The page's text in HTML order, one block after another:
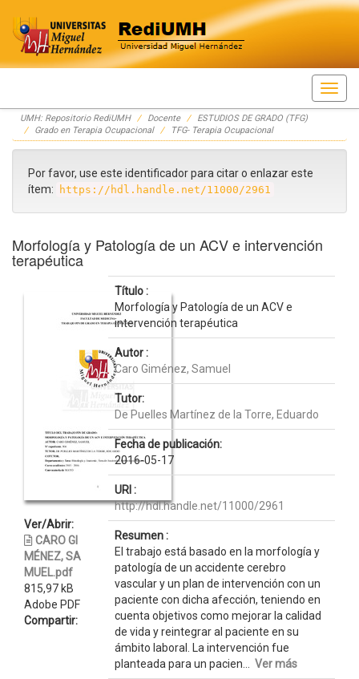
Skip
navigation
UMH: Repositorio RediUMH Docente
ESTUDIOS DE GRADO (TFG)
Grado en Terapia Ocupacional
TFG- Terapia Ocupacional
Por favor, use este identificador para citar o enlazar este
ítem:
https://hdl.handle.net/11000/2961
Morfología y Patología de un ACV e intervención
terapéutica
Ver/Abrir:
CARO GI
MÉNEZ, SA
MUEL.pdf
815,97 kB
Adobe PDF
Compartir:
Título :
Morfología y Patología de un ACV e
intervención terapéutica
Autor :
Caro Giménez, Samuel
Tutor:
De Puelles Martínez de la Torre, Eduardo
Fecha de publicación:
2016-05-17
URI :
http://hdl.handle.net/11000/2961
Resumen :
El trabajo está basado en la morfología y
patología de un accidente cerebro
vascular y un plan de intervención con un
paciente con dicha afección, teniendo en
cuenta objetivos como mejorar la calidad
de vida y reintegrar al paciente en su
ámbito laboral. La intervención fue
planteada para un pacien... Ver más